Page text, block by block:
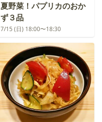
夏野菜！パプリカのおか
ず３品
7/15 (日) 18:00〜18:30